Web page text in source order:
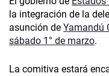
la integración de la
asunción de Yamandú
sábado 1° de marzo.
La comitiva estará